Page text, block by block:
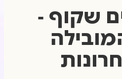
שקוף -